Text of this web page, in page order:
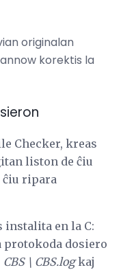
originalan
korektis la
Checker, kreas
liston de ĉiu
ripara
instalita en la C:
protokoda dosiero
\ CBS.logkaj